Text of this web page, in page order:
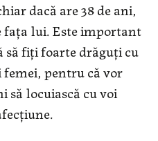
dacă are 38 de ani,
fața lui. Este important
să fiți foarte drăguți cu
femei, pentru că vor
să locuiască cu voi